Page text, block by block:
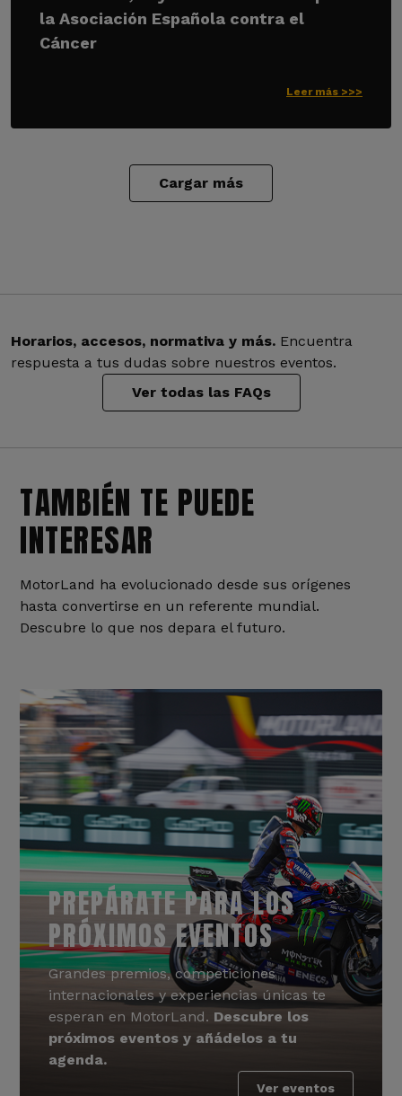
la Asociación Española contra el
Cáncer
Leer más >>>
Cargar más
Horarios, accesos, normativa y más. Encuentra
respuesta a tus dudas sobre nuestros eventos.
Ver todas las FAQs
TAMBIÉN TE PUEDE
INTERESAR
MotorLand ha evolucionado desde sus orígenes
hasta convertirse en un referente mundial.
Descubre lo que nos depara el futuro.
PREPÁRATE PARA LOS
PRÓXIMOS EVENTOS
Grandes premios, competiciones
internacionales y experiencias únicas te
esperan en MotorLand. Descubre los
próximos eventos y añádelos a tu
agenda.
Ver eventos